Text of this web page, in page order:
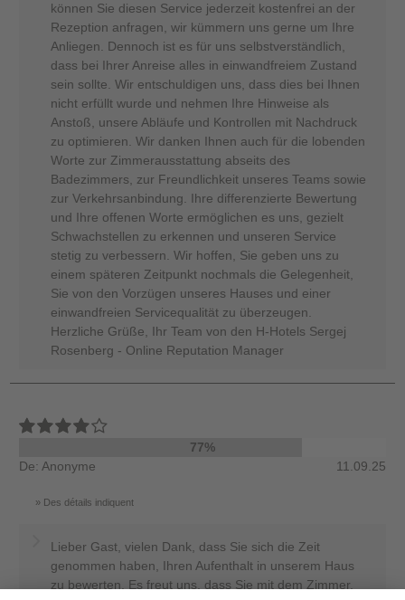
können Sie diesen Service jederzeit kostenfrei an der
Rezeption anfragen, wir kümmern uns gerne um Ihre
Anliegen. Dennoch ist es für uns selbstverständlich,
dass bei Ihrer Anreise alles in einwandfreiem Zustand
sein sollte. Wir entschuldigen uns, dass dies bei Ihnen
nicht erfüllt wurde und nehmen Ihre Hinweise als
Anstoß, unsere Abläufe und Kontrollen mit Nachdruck
zu optimieren. Wir danken Ihnen auch für die lobenden
Worte zur Zimmerausstattung abseits des
Badezimmers, zur Freundlichkeit unseres Teams sowie
zur Verkehrsanbindung. Ihre differenzierte Bewertung
und Ihre offenen Worte ermöglichen es uns, gezielt
Schwachstellen zu erkennen und unseren Service
stetig zu verbessern. Wir hoffen, Sie geben uns zu
einem späteren Zeitpunkt nochmals die Gelegenheit,
Sie von den Vorzügen unseres Hauses und einer
einwandfreien Servicequalität zu überzeugen.
Herzliche Grüße, Ihr Team von den H-Hotels Sergej
Rosenberg - Online Reputation Manager
77%
De: Anonyme
11.09.25
Des détails indiquent
Lieber Gast, vielen Dank, dass Sie sich die Zeit
genommen haben, Ihren Aufenthalt in unserem Haus
zu bewerten. Es freut uns, dass Sie mit dem Zimmer,